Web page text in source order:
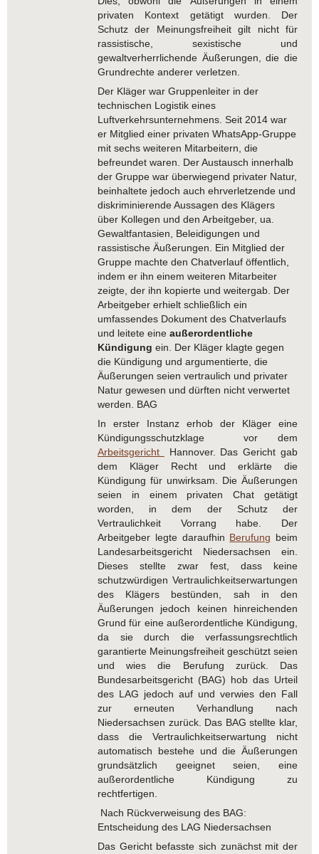
privaten Kontext getätigt wurden. Der
Schutz der Meinungsfreiheit gilt nicht für
rassistische, sexistische und
gewaltverherrlichende Äußerungen, die die
Grundrechte anderer verletzen.
Der Kläger war Gruppenleiter in der
technischen Logistik eines
Luftverkehrsunternehmens. Seit 2014 war
er Mitglied einer privaten WhatsApp-Gruppe
mit sechs weiteren Mitarbeitern, die
befreundet waren. Der Austausch innerhalb
der Gruppe war überwiegend privater Natur,
beinhaltete jedoch auch ehrverletzende und
diskriminierende Aussagen des Klägers
über Kollegen und den Arbeitgeber, ua.
Gewaltfantasien, Beleidigungen und
rassistische Äußerungen. Ein Mitglied der
Gruppe machte den Chatverlauf öffentlich,
indem er ihn einem weiteren Mitarbeiter
zeigte, der ihn kopierte und weitergab. Der
Arbeitgeber erhielt schließlich ein
umfassendes Dokument des Chatverlaufs
und leitete eine außerordentliche
Kündigung ein. Der Kläger klagte gegen
die Kündigung und argumentierte, die
Äußerungen seien vertraulich und privater
Natur gewesen und dürften nicht verwertet
werden. BAG
In erster Instanz erhob der Kläger eine
Kündigungsschutzklage vor dem
Arbeitsgericht
Hannover. Das Gericht gab
dem Kläger Recht und erklärte die
Kündigung für unwirksam. Die Äußerungen
seien in einem privaten Chat getätigt
worden, in dem der Schutz der
Vertraulichkeit Vorrang habe. Der
Arbeitgeber legte daraufhin Berufung beim
Landesarbeitsgericht Niedersachsen ein.
Dieses stellte zwar fest, dass keine
schutzwürdigen Vertraulichkeitserwartungen
des Klägers bestünden, sah in den
Äußerungen jedoch keinen hinreichenden
Grund für eine außerordentliche Kündigung,
da sie durch die verfassungsrechtlich
garantierte Meinungsfreiheit geschützt seien
und wies die Berufung zurück. Das
Bundesarbeitsgericht (BAG) hob das Urteil
des LAG jedoch auf und verwies den Fall
zur erneuten Verhandlung nach
Niedersachsen zurück. Das BAG stellte klar,
dass die Vertraulichkeitserwartung nicht
automatisch bestehe und die Äußerungen
grundsätzlich geeignet seien, eine
außerordentliche Kündigung zu
rechtfertigen.
Nach Rückverweisung des BAG:
Entscheidung des LAG Niedersachsen
Das Gericht befasste sich zunächst mit der